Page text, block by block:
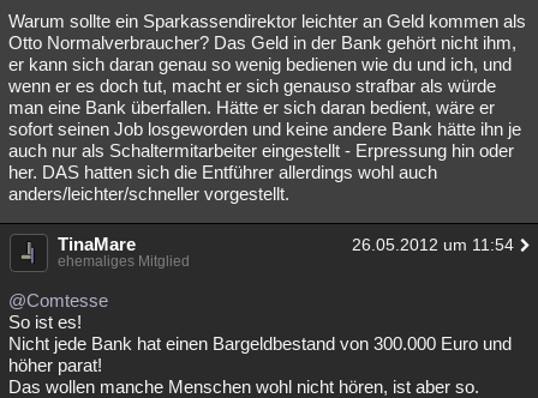
Warum sollte ein Sparkassendirektor leichter an Geld kommen als
Otto Normalverbraucher? Das Geld in der Bank gehört nicht ihm,
er kann sich daran genau so wenig bedienen wie du und ich, und
wenn er es doch tut, macht er sich genauso strafbar als würde
man eine Bank überfallen. Hätte er sich daran bedient, wäre er
sofort seinen Job losgeworden und keine andere Bank hätte ihn je
auch nur als Schaltermitarbeiter eingestellt - Erpressung hin oder
her. DAS hatten sich die Entführer allerdings wohl auch
anders/leichter/schneller vorgestellt.
TinaMare 26.05.2012 um 11:54
ehemaliges Mitglied
@Comtesse
So ist es!
Nicht jede Bank hat einen Bargeldbestand von 300.000 Euro und
höher parat!
Das wollen manche Menschen wohl nicht hören, ist aber so.